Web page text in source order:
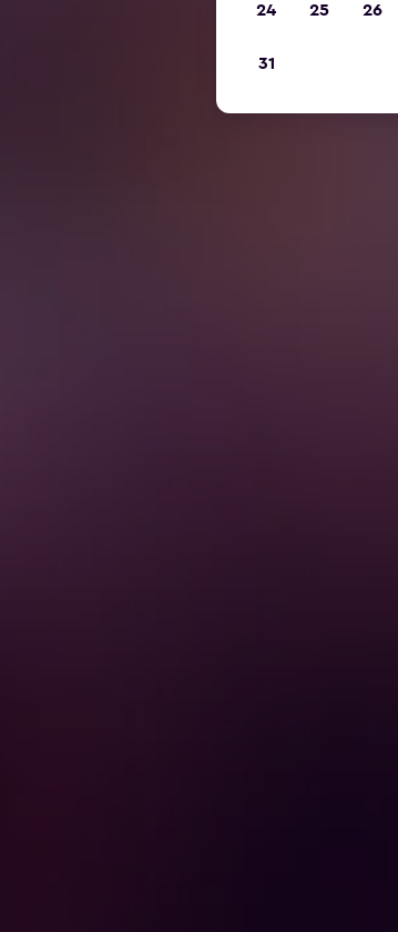
24 25 26
31